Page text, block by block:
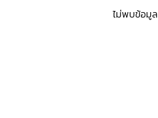
ไม่พบข้อมูล